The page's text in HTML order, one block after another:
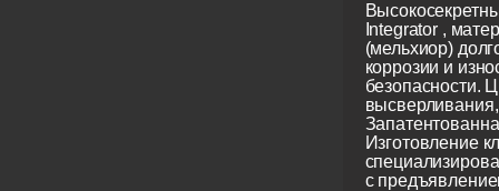
Integrator ,
(мельхиор)
коррозии и
безопасности.
Изготовление
с